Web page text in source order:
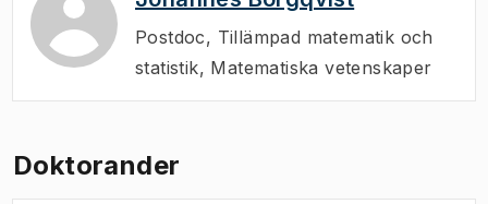
Postdoc, Tillämpad matematik och
statistik, Matematiska vetenskaper
Doktorander